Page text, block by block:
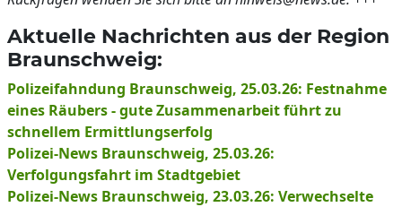
Aktuelle Nachrichten aus der Region
Braunschweig:
Polizeifahndung Braunschweig, 25.03.26: Festnahme
eines Räubers - gute Zusammenarbeit führt zu
schnellem Ermittlungserfolg
Polizei-News Braunschweig, 25.03.26:
Verfolgungsfahrt im Stadtgebiet
Polizei-News Braunschweig, 23.03.26: Verwechselte